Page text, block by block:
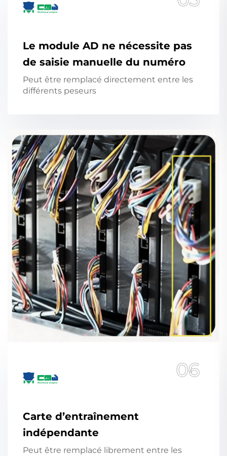
Le module AD ne nécessite pas
de saisie manuelle du numéro
Peut être remplacé directement entre les
différents peseurs
06
Carte d’entraînement
indépendante
Peut être remplacé librement entre les